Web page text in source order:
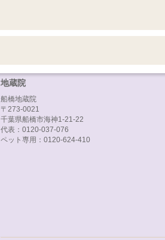
地蔵院
船橋地蔵院
〒273-0021
千葉県船橋市海神1-21-22
代表：0120-037-076
ペット専用：0120-624-410